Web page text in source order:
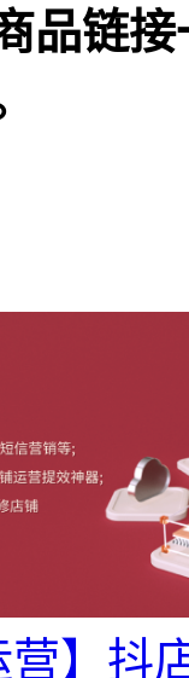
品链
营】抖